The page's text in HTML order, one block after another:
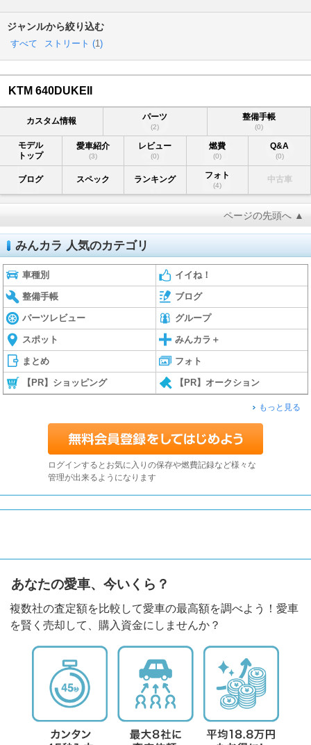
ジャンルから絞り込む
すべて ストリート (1 )
KTM 640DUKEII
カスタム情報 パーツ
(2)
整備手帳
(0)
モデル
トップ
愛車紹介
(3)
レビュー
(0)
燃費
(0)
Q&A
(0)
ブログ スペック ランキング フォト
(4)
中古車
ページの先頭へ ▲
みんカラ 人気のカテゴリ
車種別 イイね！
整備手帳 ブログ
パーツレビュー グループ
スポット みんカラ＋
まとめ フォト
【PR】ショッピング 【PR】オークション
もっと見る
ログインするとお気に入りの保存や燃費記録など様々な
管理が出来るようになります
あなたの愛車、今いくら？
複数社の査定額を比較して愛車の最高額を調べよう！愛車
を賢く売却して、購入資金にしませんか？